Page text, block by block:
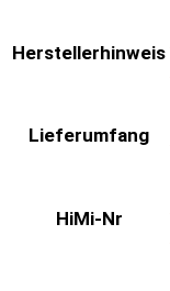
Herstellerhinweis
Lieferumfang
HiMi-Nr